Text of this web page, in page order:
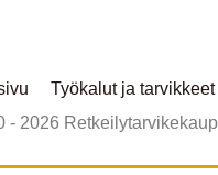
Työkalut ja tarvikkeet
- 2026